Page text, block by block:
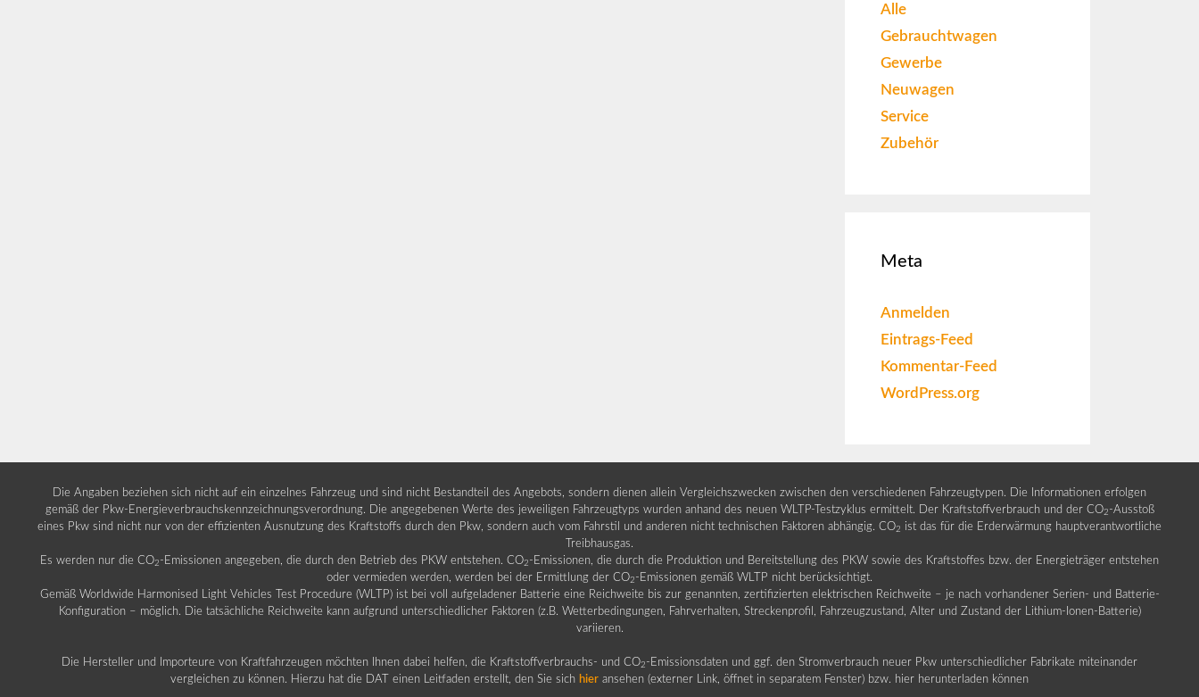
Alle
Gebrauchtwagen
Gewerbe
Neuwagen
Service
Zubehör
Meta
Anmelden
Eintrags-Feed
Kommentar-Feed
WordPress.org
Die Angaben beziehen sich nicht auf ein einzelnes Fahrzeug und sind nicht Bestandteil des Angebots, sondern dienen allein Vergleichszwecken zwischen den verschiedenen Fahrzeugtypen. Die Informationen erfolgen
gemäß der Pkw-Energieverbrauchskennzeichnungsverordnung. Die angegebenen Werte des jeweiligen Fahrzeugtyps wurden anhand des neuen WLTP-Testzyklus ermittelt. Der Kraftstoffverbrauch und der CO2 -Ausstoß
eines Pkw sind nicht nur von der effizienten Ausnutzung des Kraftstoffs durch den Pkw, sondern auch vom Fahrstil und anderen nicht technischen Faktoren abhängig. CO2 ist das für die Erderwärmung hauptverantwortliche
Treibhausgas.
Es werden nur die CO2 -Emissionen angegeben, die durch den Betrieb des PKW entstehen. CO2 -Emissionen, die durch die Produktion und Bereitstellung des PKW sowie des Kraftstoffes bzw. der Energieträger entstehen
oder vermieden werden, werden bei der Ermittlung der CO2 -Emissionen gemäß WLTP nicht berücksichtigt.
Gemäß Worldwide Harmonised Light Vehicles Test Procedure (WLTP) ist bei voll aufgeladener Batterie eine Reichweite bis zur genannten, zertifizierten elektrischen Reichweite – je nach vorhandener Serien- und Batterie-
Konfiguration – möglich. Die tatsächliche Reichweite kann aufgrund unterschiedlicher Faktoren (z.B. Wetterbedingungen, Fahrverhalten, Streckenprofil, Fahrzeugzustand, Alter und Zustand der Lithium-Ionen-Batterie)
variieren.
Die Hersteller und Importeure von Kraftfahrzeugen möchten Ihnen dabei helfen, die Kraftstoffverbrauchs- und CO2 -Emissionsdaten und ggf. den Stromverbrauch neuer Pkw unterschiedlicher Fabrikate miteinander
vergleichen zu können. Hierzu hat die DAT einen Leitfaden erstellt, den Sie sich hier ansehen (externer Link, öffnet in separatem Fenster) bzw. hier herunterladen können